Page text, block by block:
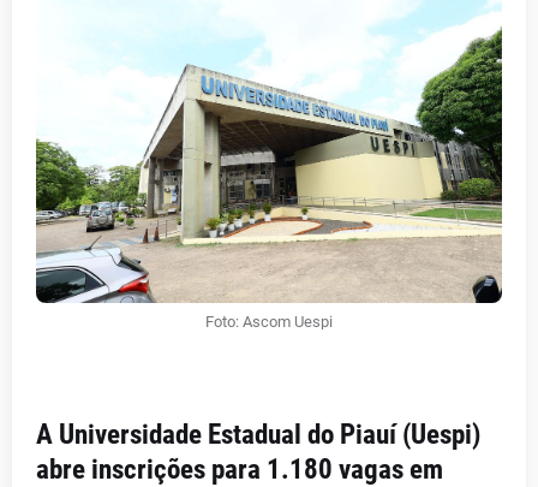
Foto: Ascom Uespi
A Universidade Estadual do Piauí (Uespi)
abre inscrições para 1.180 vagas em